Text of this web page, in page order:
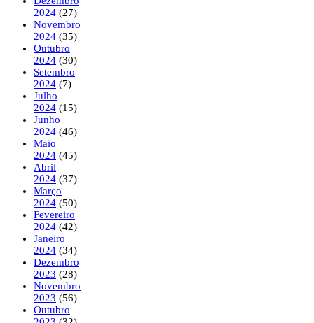
2024 (27)
Novembro
2024 (35)
Outubro
2024 (30)
Setembro
2024 (7)
Julho
2024 (15)
Junho
2024 (46)
Maio
2024 (45)
Abril
2024 (37)
Março
2024 (50)
Fevereiro
2024 (42)
Janeiro
2024 (34)
Dezembro
2023 (28)
Novembro
2023 (56)
Outubro